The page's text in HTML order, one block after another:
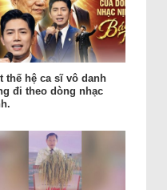
thế hệ ca sĩ vô danh
đi theo dòng nhạc